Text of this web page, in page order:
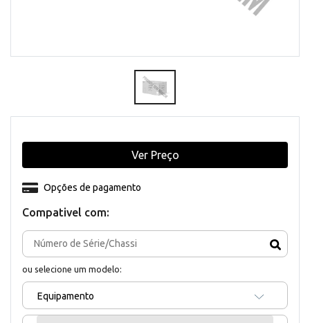
Compativel com:
ou selecione um modelo:
Equipamento
Opções de pagamento
Ver Preço